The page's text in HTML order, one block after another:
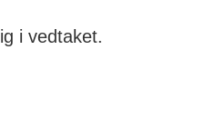
i vedtaket.